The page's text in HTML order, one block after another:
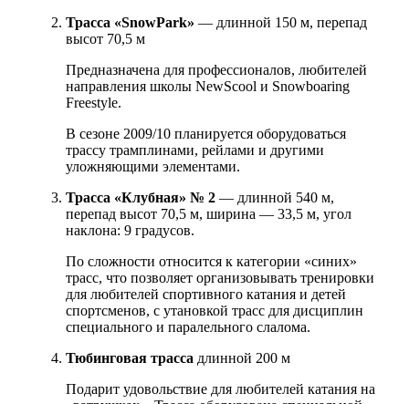
Трасса «SnowPark» — длинной 150 м, перепад
высот 70,5 м
Предназначена для профессионалов, любителей
направления школы NewScool и Snowboaring
Freestyle.
В сезоне 2009/10 планируется оборудоваться
трассу трамплинами, рейлами и другими
уложняющими элементами.
Трасса «Клубная» № 2 — длинной 540 м,
перепад высот 70,5 м, ширина — 33,5 м, угол
наклона: 9 градусов.
По сложности относится к категории «синих»
трасс, что позволяет организовывать тренировки
для любителей спортивного катания и детей
спортсменов, с утановкой трасс для дисциплин
специального и паралельного слалома.
Тюбинговая трасса длинной 200 м
Подарит удовольствие для любителей катания на